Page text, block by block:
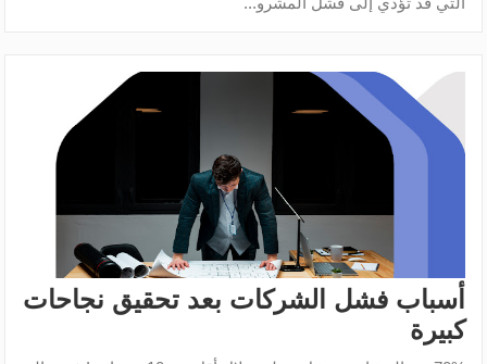
أسباب فشل الشركات بعد تحقيق نجاحات
كبيرة